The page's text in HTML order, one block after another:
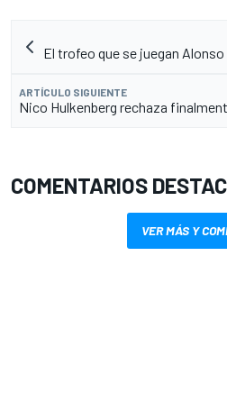
El trofeo que se juegan Alonso
ARTÍCULO SIGUIENTE
Nico Hulkenberg rechaza
COMENTARIOS
VER MÁS Y